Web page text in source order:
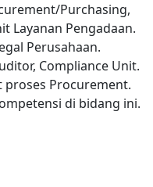
Purchasing,
Layanan Pengadaan.
Perusahaan.
Compliance Unit.
Procurement.
di bidang ini.